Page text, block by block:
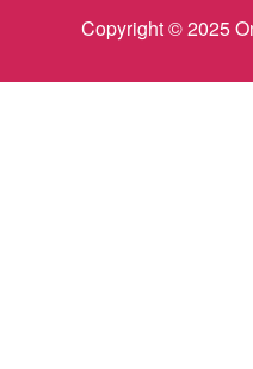
Copyright © 2025